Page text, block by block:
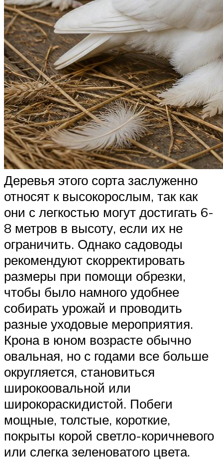
Деревья этого сорта заслуженно
относят к высокорослым, так как
они с легкостью могут достигать 6-
8 метров в высоту, если их не
ограничить. Однако садоводы
рекомендуют скорректировать
размеры при помощи обрезки,
чтобы было намного удобнее
собирать урожай и проводить
разные уходовые мероприятия.
Крона в юном возрасте обычно
овальная, но с годами все больше
округляется, становиться
широкоовальной или
широкораскидистой. Побеги
мощные, толстые, короткие,
покрыты корой светло-коричневого
или слегка зеленоватого цвета.